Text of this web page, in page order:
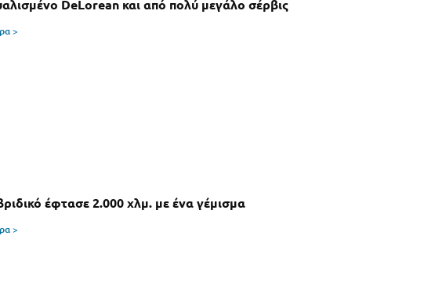
DeLorean και από πολύ μεγάλο σέρβις
>
έφτασε 2.000 χλμ. με ένα γέμισμα
>